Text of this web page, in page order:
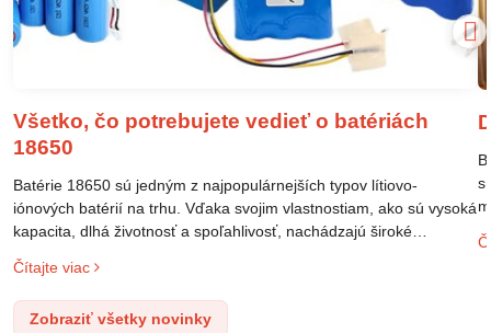
Všetko, čo potrebujete vedieť o batériách
18650
Batérie 18650 sú jedným z najpopulárnejších typov lítiovo-
iónových batérií na trhu. Vďaka svojim vlastnostiam, ako sú vysoká
kapacita, dlhá životnosť a spoľahlivosť, nachádzajú široké
po elektrické vozidlá. Pochopenie ich delenia, označovania a
správneho používania je kľúčom k ich efektívnemu a bezpečnému
využitiu.
Čítajte viac
Zobraziť všetky novinky